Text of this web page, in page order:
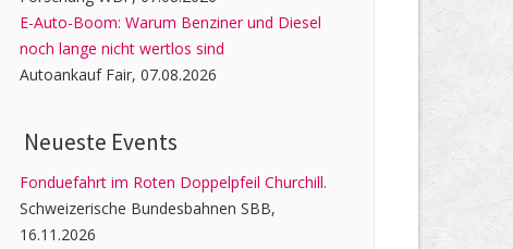
E-Auto-Boom: Warum Benziner und Diesel
noch lange nicht wertlos sind
Autoankauf Fair, 07.08.2026
Neueste Events
Fonduefahrt im Roten Doppelpfeil Churchill.
Schweizerische Bundesbahnen SBB,
16.11.2026